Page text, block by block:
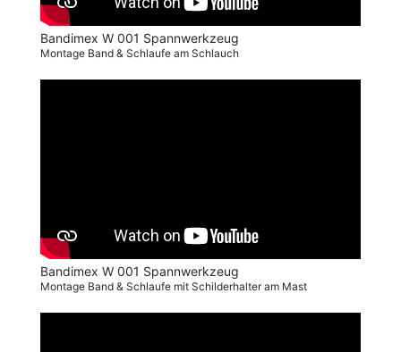
Bandimex W 001 Spannwerkzeug
Montage Band & Schlaufe am Schlauch
Bandimex W 001 Spannwerkzeug
Montage Band & Schlaufe mit Schilderhalter am Mast